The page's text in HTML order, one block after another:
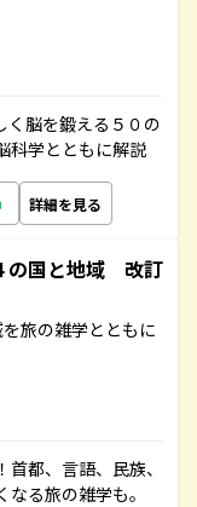
く脳を鍛える５０の
科学とともに解説
詳細を見る
の国と地域 改訂
旅の雑学とともに
都、言語、民族、
る旅の雑学も。